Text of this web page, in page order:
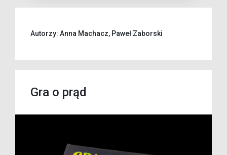
Autorzy: Anna Machacz, Paweł Zaborski
Gra o prąd